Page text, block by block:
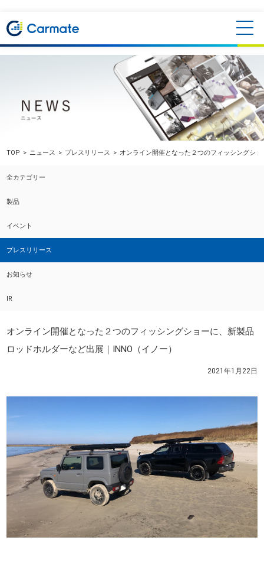
TOP ニュース プレスリリース オンライン開催となった２つのフィッシングシ
全カテゴリー
製品
イベント
プレスリリース
お知らせ
IR
オンライン開催となった２つのフィッシングショーに、新製品
ロッドホルダーなど出展｜INNO（イノー）
2021年1月22日